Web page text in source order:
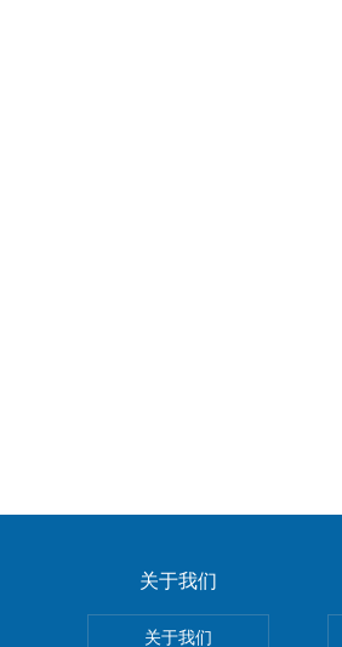
关于我们
关于我们